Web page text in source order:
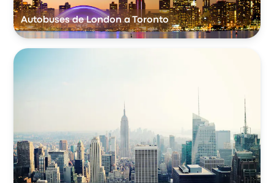
Autobuses de London a Toronto